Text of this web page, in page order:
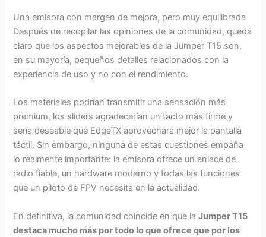
Una emisora con margen de mejora, pero muy equilibrada
Después de recopilar las opiniones de la comunidad, queda
claro que los aspectos mejorables de la Jumper T15 son,
en su mayoría, pequeños detalles relacionados con la
experiencia de uso y no con el rendimiento.
Los materiales podrían transmitir una sensación más
premium, los sliders agradecerían un tacto más firme y
sería deseable que EdgeTX aprovechara mejor la pantalla
táctil. Sin embargo, ninguna de estas cuestiones empaña
lo realmente importante: la emisora ofrece un enlace de
radio fiable, un hardware moderno y todas las funciones
que un piloto de FPV necesita en la actualidad.
En definitiva, la comunidad coincide en que laJumper T15
destaca mucho más por todo lo que ofrece que por los